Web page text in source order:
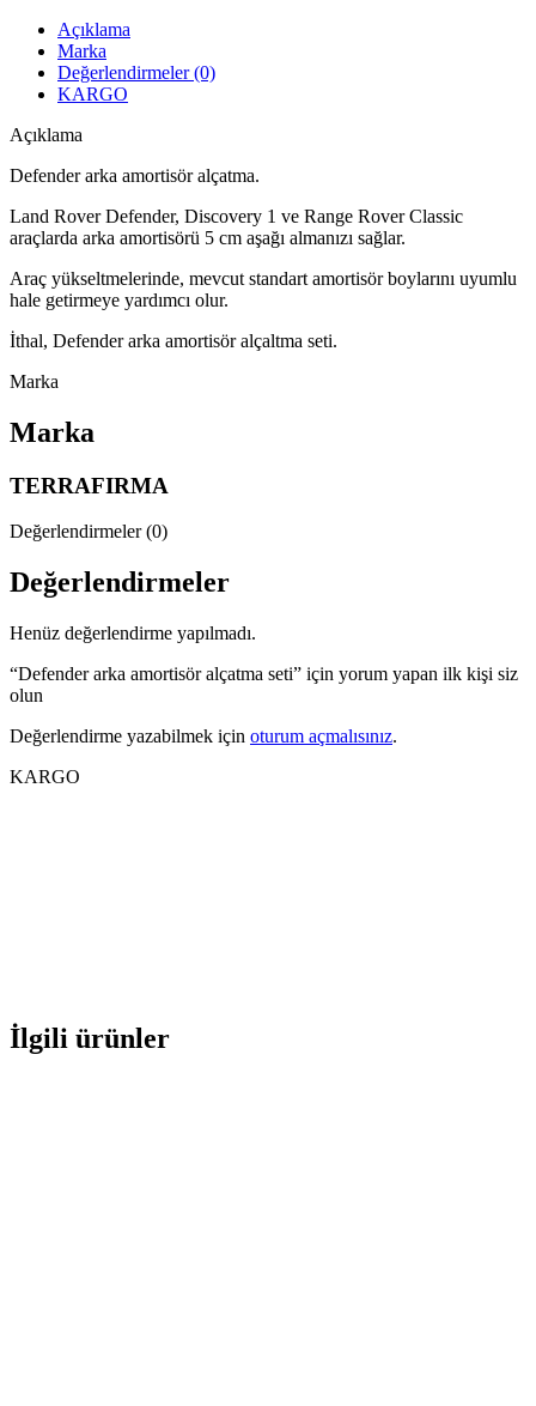
Açıklama
Marka
Değerlendirmeler (0)
KARGO
Açıklama
Defender arka amortisör alçatma.
Land Rover Defender, Discovery 1 ve Range Rover Classic
araçlarda arka amortisörü 5 cm aşağı almanızı sağlar.
Araç yükseltmelerinde, mevcut standart amortisör boylarını uyumlu
hale getirmeye yardımcı olur.
İthal, Defender arka amortisör alçaltma seti.
Marka
Marka
TERRAFIRMA
Değerlendirmeler (0)
Değerlendirmeler
Henüz değerlendirme yapılmadı.
“Defender arka amortisör alçatma seti” için yorum yapan ilk kişi siz
olun
Değerlendirme yazabilmek için oturum açmalısınız.
KARGO
İlgili ürünler